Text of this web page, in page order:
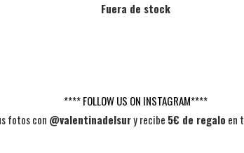
Fuera de stock
**** FOLLOW US ON INSTAGRAM****
fotos con @valentinadelsury recibe 5€ de regalo en